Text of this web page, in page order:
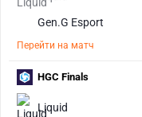
Gen.G Esport
Перейти на матч
Liquid
HGC Finals